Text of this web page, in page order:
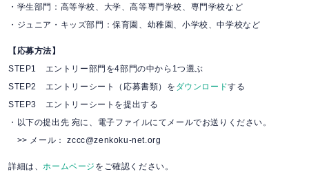
・学生部門：高等学校、大学、高等専門学校、専門学校など
・ジュニア・キッズ部門：保育園、幼稚園、小学校、中学校など
【応募方法】
STEP1 エントリー部門を4部門の中から1つ選ぶ
STEP2 エントリーシート（応募書類）を ダウンロードする
STEP3 エントリーシートを提出する
・以下の提出先 宛に、電子ファイルにてメールでお送りください。
>> メール： zccc@zenkoku-net.org
詳細は、ホームページ をご確認ください。